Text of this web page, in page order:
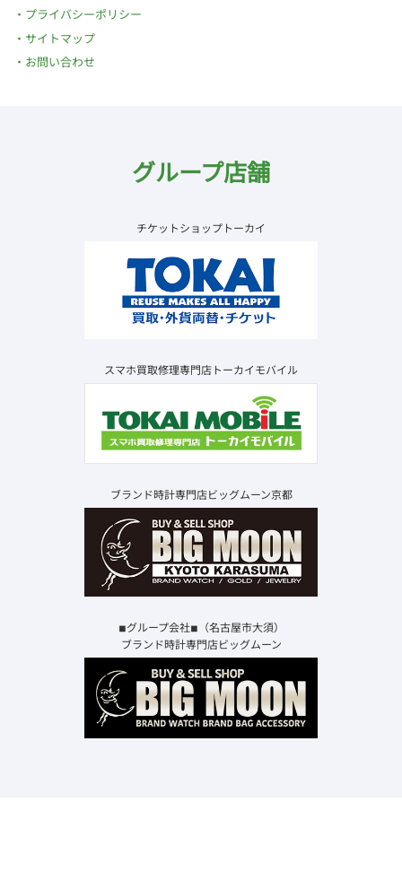
プライバシーポリシー
サイトマップ
お問い合わせ
グループ店舗
チケットショップトーカイ
スマホ買取修理専門店トーカイモバイル
ブランド時計専門店ビッグムーン京都
◾︎グループ会社◾︎（名古屋市大須）
ブランド時計専門店ビッグムーン